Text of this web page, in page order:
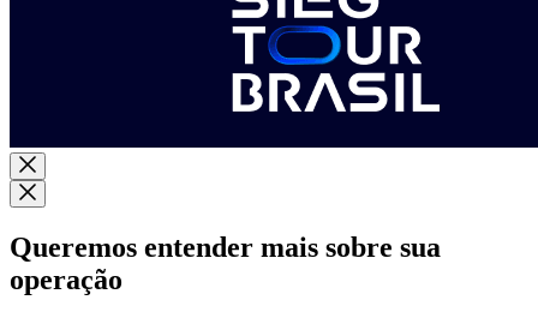
Queremos entender mais sobre sua
operação